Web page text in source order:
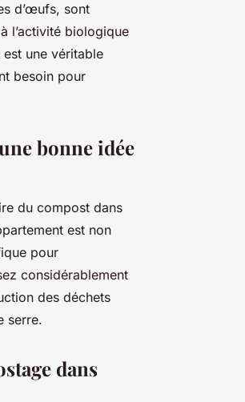
d’œufs, sont
l’activité biologique
une véritable
besoin pour
bonne idée
du compost dans
est non
pour
considérablement
des déchets
serre.
dans